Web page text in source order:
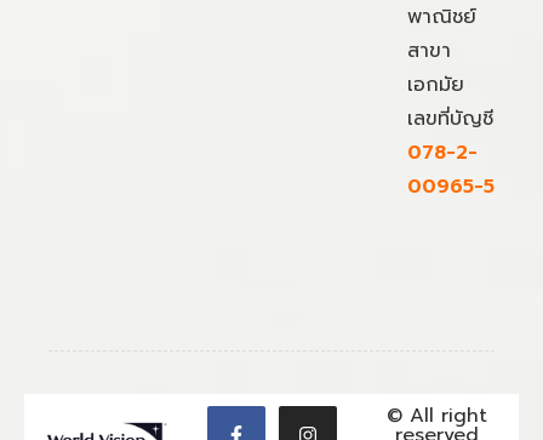
พาณิชย์
สาขา
เอกมัย
เลขที่บัญชี
078-2-
00965-5
© All right